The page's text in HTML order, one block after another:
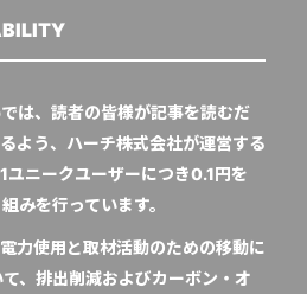
は、読者の皆様が記事を読むだ
よう、ハーチ株式会社が運営する
ユニークユーザーにつき0.1円を
みを行っています。
力使用と取材活動のための移動に
、排出削減およびカーボン・オ